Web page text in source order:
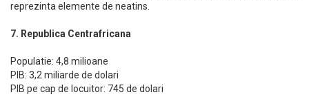
reprezinta elemente de neatins.
7. Republica Centrafricana
Populatie: 4,8 milioane
PIB: 3,2 miliarde de dolari
PIB pe cap de locuitor: 745 de dolari